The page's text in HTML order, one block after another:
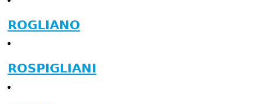
ROGLIANO
ROSPIGLIANI